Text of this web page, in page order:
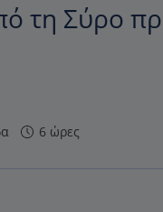
τη Σύρο
6 ώρες